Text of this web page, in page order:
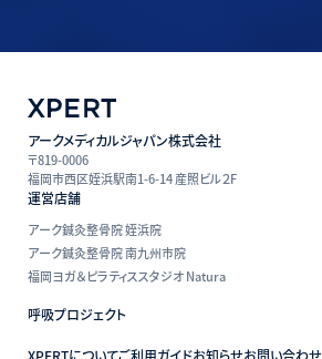
アークメディカルジャパン株式会社
〒819-0006
福岡市西区姪浜駅南1-6-14 産照ビル２F
運営店舗
アーク鍼灸整骨院 姪浜院
アーク鍼灸整骨院 南九州市院
福岡ヨガ＆ピラティススタジオ Natura
呼吸プロジェクト
XPERTについてご利用ガイドお知らせお問い合わせ